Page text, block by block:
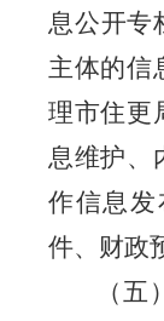
息公开专
主体的信
理市住更
息维护、
作信息
件、财政
（五